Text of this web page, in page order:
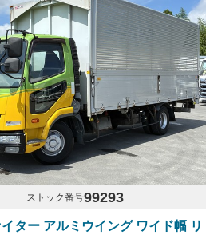
ストック番号99293
ター アルミウイング ワイド幅 リ